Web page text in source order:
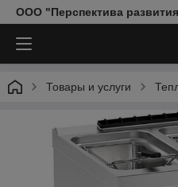
ООО "Перспектива
Товары и услуги